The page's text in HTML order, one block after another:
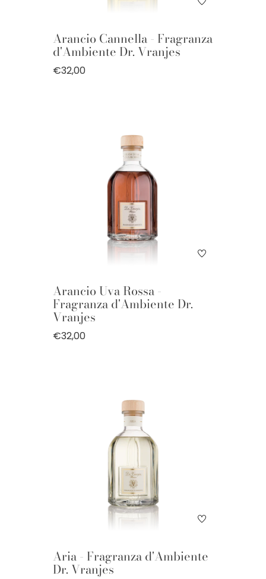
Arancio Cannella - Fragranza
d'Ambiente Dr. Vranjes
€32,00
Arancio Uva Rossa -
Fragranza d'Ambiente Dr.
Vranjes
€32,00
Aria - Fragranza d'Ambiente
Dr. Vranjes